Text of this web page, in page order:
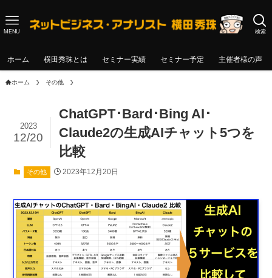
検索
MENU
ホーム 横田秀珠とは セミナー実績 セミナー予定 主催者様の声
ホーム その他
ChatGPT･Bard･Bing AI･
Claude2の生成AIチャット5つを
比較
2023
12/20
その他 2023年12月20日